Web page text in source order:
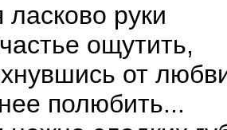
ласково руки
ощутить,
от
полюбить...